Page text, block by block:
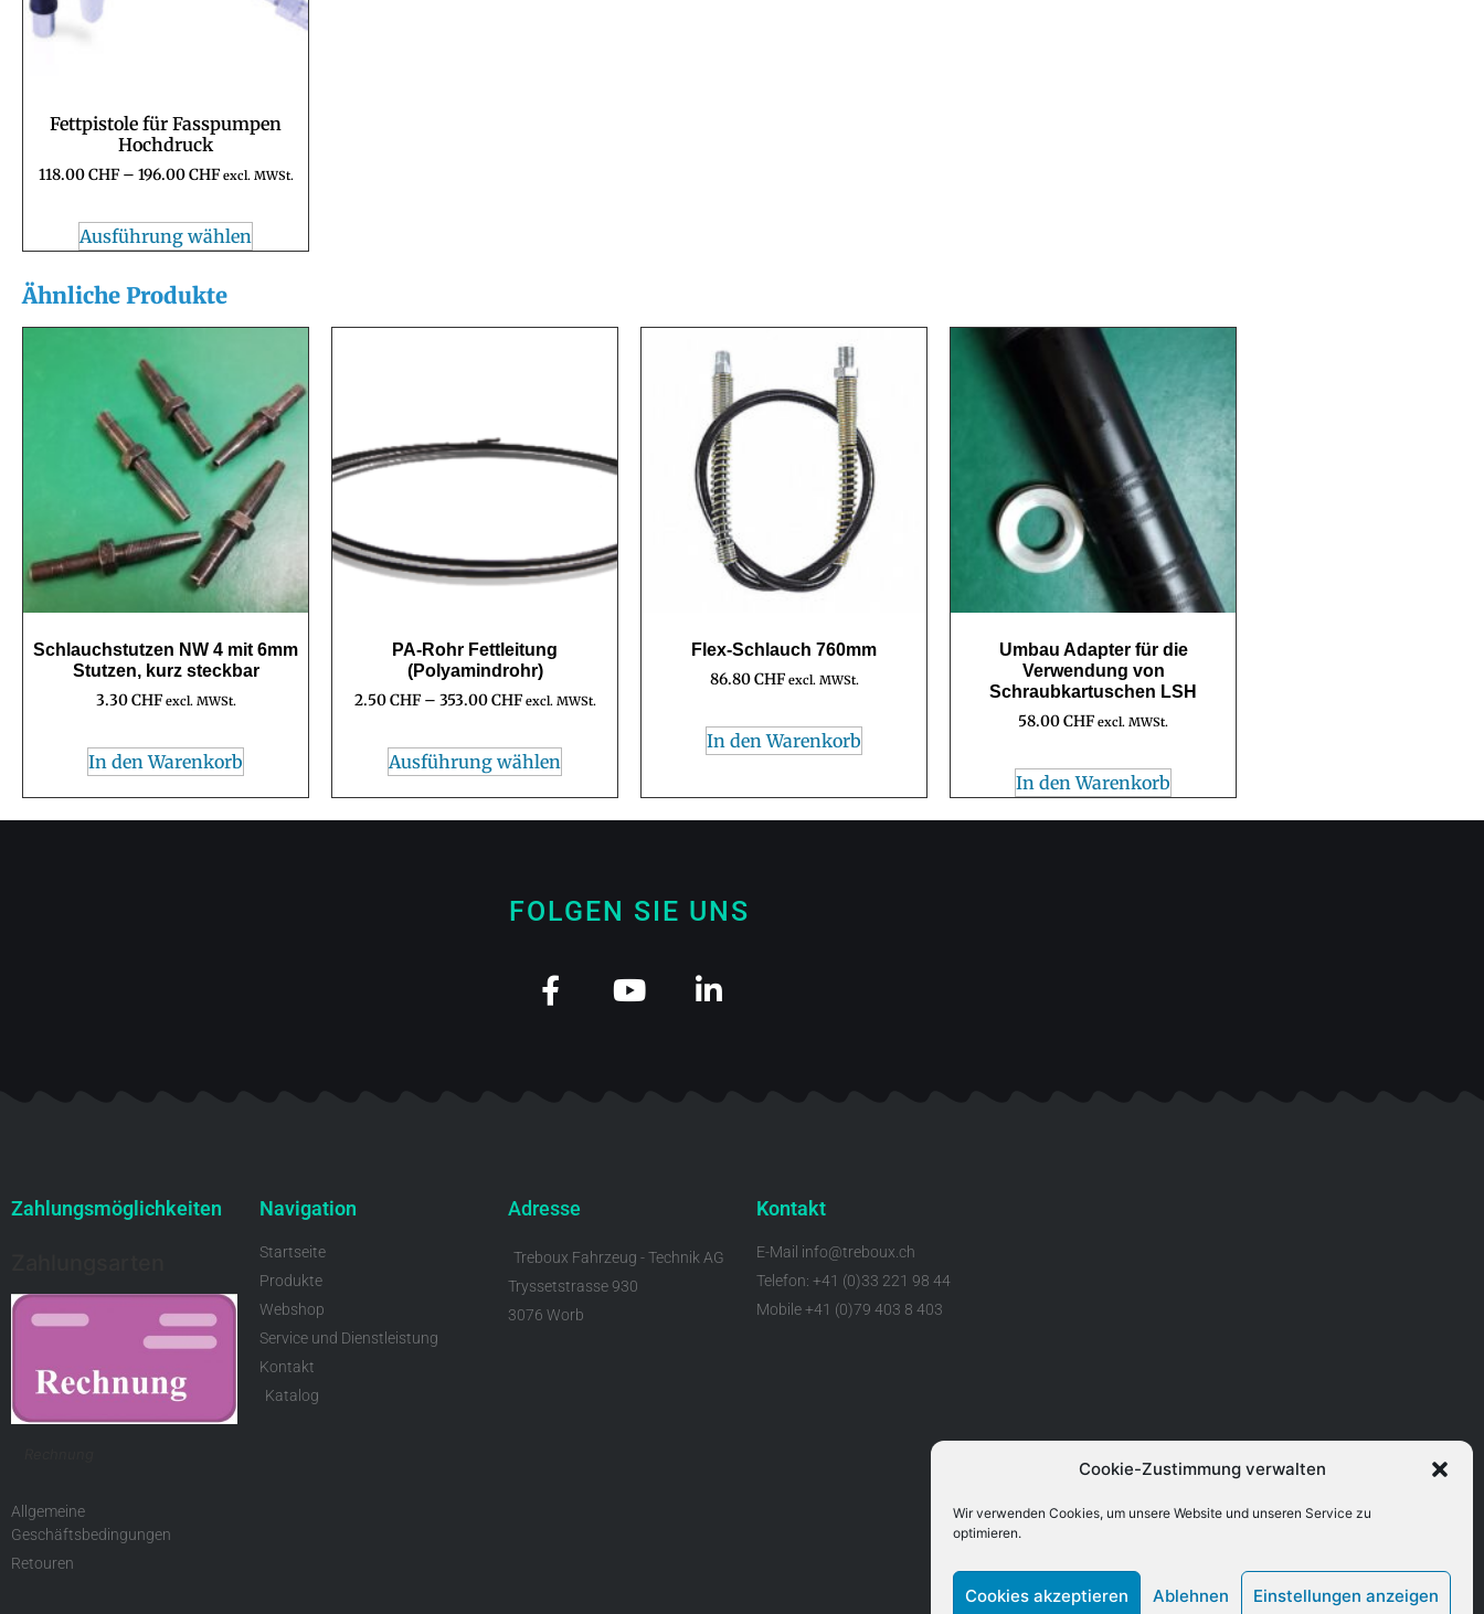
Cookie-Zustimmung verwalten
Wir verwenden Cookies, um unsere Website und unseren Service zu
optimieren.
Cookies akzeptieren Ablehnen Einstellungen anzeigen
Fettpistole für Fasspumpen
Hochdruck
118.00CHF – 196.00CHF excl. MWSt.
Ausführung wählen
Ähnliche Produkte
Schlauchstutzen NW 4 mit 6mm
Stutzen, kurz steckbar
3.30CHF excl. MWSt.
In den Warenkorb
PA-Rohr Fettleitung
(Polyamindrohr)
2.50CHF – 353.00CHF excl. MWSt.
Ausführung wählen
Flex-Schlauch 760mm
86.80CHF excl. MWSt.
In den Warenkorb
Umbau Adapter für die
Verwendung von
Schraubkartuschen LSH
58.00CHF excl. MWSt.
In den Warenkorb
FOLGEN SIE UNS
Zahlungsmöglichkeiten
Allgemeine
Geschäftsbedingungen
Retouren
Navigation
Startseite
Produkte
Webshop
Service und Dienstleistung
Kontakt
Katalog
Adresse
Treboux Fahrzeug - Technik AG
Tryssetstrasse 930
3076 Worb
Kontakt
E-Mail info@treboux.ch
Telefon: +41 (0)33 221 98 44
Mobile +41 (0)79 403 8 403